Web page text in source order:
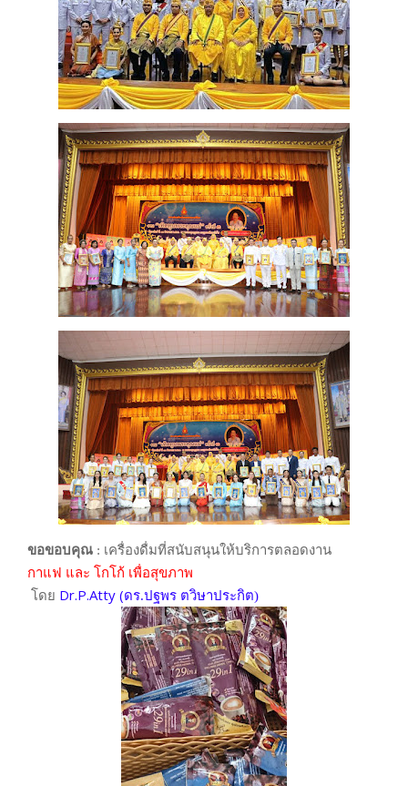
ขอขอบคุณ : เครื่องดื่มที่สนับสนุนให้บริการตลอดงาน
กาแฟ และ โกโก้ เพื่อสุขภาพ
โดย Dr.P.Atty (ดร.ปฐพร ตวิษาประกิต)